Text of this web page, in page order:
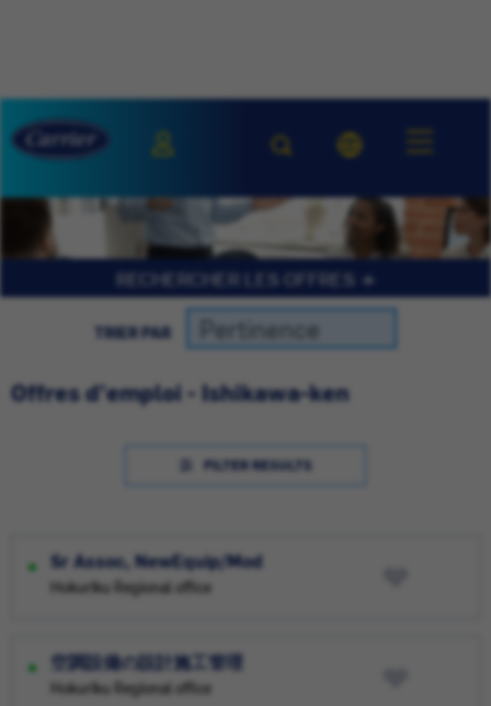
RECHERCHER LES OFFRES
TRIER PAR
Offres d'emploi - Ishikawa-ken
FILTER RESULTS
Sr Assoc, NewEquip/Mod
Hokuriku Regional office
空調設備の設計施工管理
Hokuriku Regional office